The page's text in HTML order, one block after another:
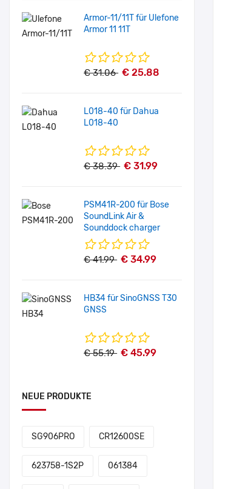
Armor-11/11T für Ulefone
Armor 11 11T
€ 31.06 € 25.88
L018-40 für Dahua
L018-40
€ 38.39 € 31.99
PSM41R-200 für Bose
SoundLink Air &
Sounddock charger
€ 41.99 € 34.99
HB34 für SinoGNSS T30
GNSS
€ 55.19 € 45.99
NEUE PRODUKTE
SG906PRO CR12600SE
623758-1S2P 061384